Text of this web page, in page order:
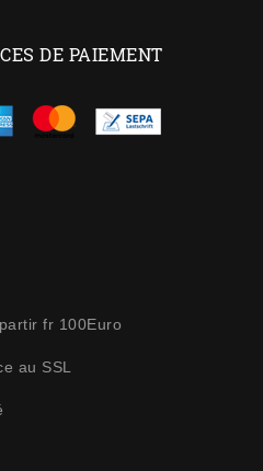
DE PAIEMENT
fr 100Euro
au SSL